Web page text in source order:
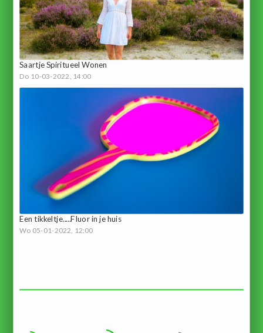
Saartje Spiritueel Wonen
Do 10-03-2022, 14:00
Een tikkeltje.....Fluor in je huis
Wo 05-01-2022, 12:00